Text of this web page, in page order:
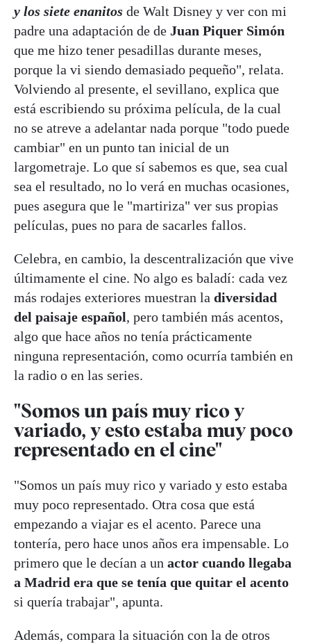
y los siete enanitos de Walt Disney y ver con mi
padre una adaptación de de Juan Piquer Simón
que me hizo tener pesadillas durante meses,
porque la vi siendo demasiado pequeño", relata.
Volviendo al presente, el sevillano, explica que
está escribiendo su próxima película, de la cual
no se atreve a adelantar nada porque "todo puede
cambiar" en un punto tan inicial de un
largometraje. Lo que sí sabemos es que, sea cual
sea el resultado, no lo verá en muchas ocasiones,
pues asegura que le "martiriza" ver sus propias
películas, pues no para de sacarles fallos.
Celebra, en cambio, la descentralización que vive
últimamente el cine. No algo es baladí: cada vez
más rodajes exteriores muestran la diversidad
del paisaje español, pero también más acentos,
algo que hace años no tenía prácticamente
ninguna representación, como ocurría también en
la radio o en las series.
"Somos un país muy rico y
variado, y esto estaba muy poco
representado en el cine"
"Somos un país muy rico y variado y esto estaba
muy poco representado. Otra cosa que está
empezando a viajar es el acento. Parece una
tontería, pero hace unos años era impensable. Lo
primero que le decían a un actor cuando llegaba
a Madrid era que se tenía que quitar el acento
si quería trabajar", apunta.
Además, compara la situación con la de otros